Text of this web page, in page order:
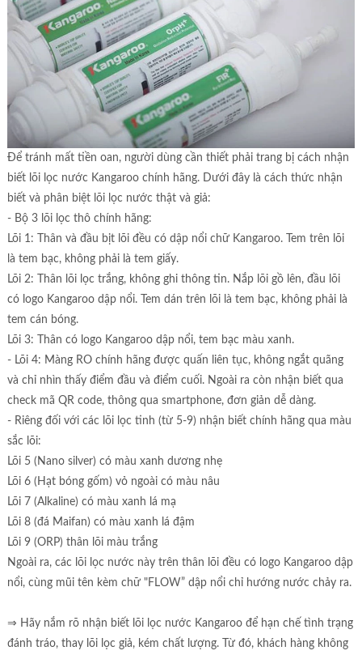
Để tránh mất tiền oan, người dùng cần thiết phải trang bị cách nhận
biết lõi lọc nước Kangaroo chính hãng. Dưới đây là cách thức nhận
biết và phân biệt lõi lọc nước thật và giả:
- Bộ 3 lõi lọc thô chính hãng:
Lõi 1: Thân và đầu bịt lõi đều có dập nổi chữ Kangaroo. Tem trên lõi
là tem bạc, không phải là tem giấy.
Lõi 2: Thân lõi lọc trắng, không ghi thông tin. Nắp lõi gồ lên, đầu lõi
có logo Kangaroo dập nổi. Tem dán trên lõi là tem bạc, không phải là
tem cán bóng.
Lõi 3: Thân có logo Kangaroo dập nổi, tem bạc màu xanh.
- Lõi 4: Màng RO chính hãng được quấn liên tục, không ngắt quãng
và chỉ nhìn thấy điểm đầu và điểm cuối. Ngoài ra còn nhận biết qua
check mã QR code, thông qua smartphone, đơn giản dễ dàng.
- Riêng đối với các lõi lọc tinh (từ 5-9) nhận biết chính hãng qua màu
sắc lõi:
Lõi 5 (Nano silver) có màu xanh dương nhẹ
Lõi 6 (Hạt bóng gốm) vỏ ngoài có màu nâu
Lõi 7 (Alkaline) có màu xanh lá mạ
Lõi 8 (đá Maifan) có màu xanh lá đậm
Lõi 9 (ORP) thân lõi màu trắng
Ngoài ra, các lõi lọc nước này trên thân lõi đều có logo Kangaroo dập
nổi, cùng mũi tên kèm chữ "FLOW” dập nổi chỉ hướng nước chảy ra.
⇒ Hãy nắm rõ nhận biết lõi lọc nước Kangaroo để hạn chế tình trạng
đánh tráo, thay lõi lọc giả, kém chất lượng. Từ đó, khách hàng không